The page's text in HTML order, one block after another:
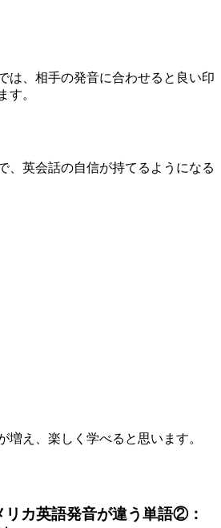
は、相手の発音に合わせると良い印
す。
、英会話の自信が持てるようになる
増え、楽しく学べると思います。
リカ英語発音が違う単語②：